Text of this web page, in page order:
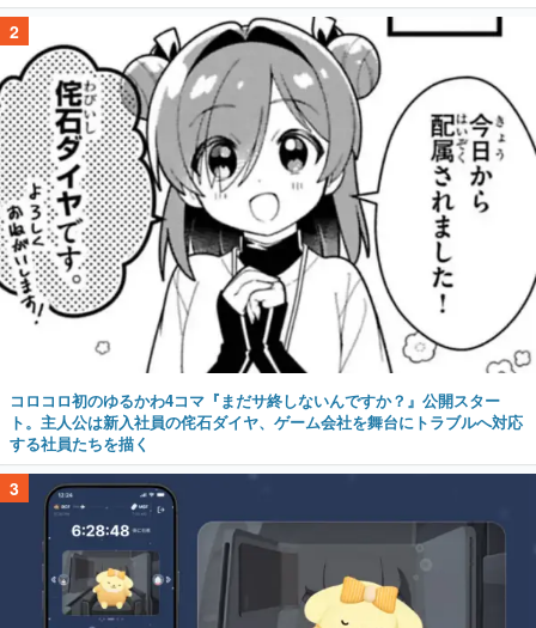
2
コロコロ初のゆるかわ4コマ『まだサ終しないんですか？』公開スター
ト。主人公は新入社員の侘石ダイヤ、ゲーム会社を舞台にトラブルへ対応
する社員たちを描く
3